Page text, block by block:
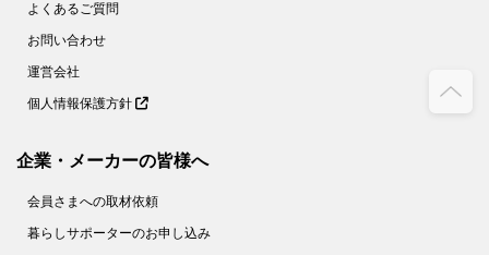
よくあるご質問
お問い合わせ
運営会社
個人情報保護方針
企業・メーカーの皆様へ
会員さまへの取材依頼
暮らしサポーターのお申し込み